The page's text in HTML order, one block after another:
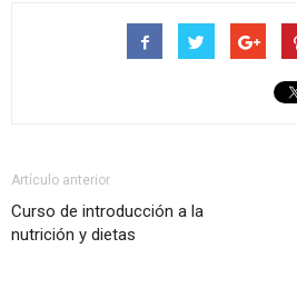
Artículo anterior
Curso de introducción a la
nutrición y dietas